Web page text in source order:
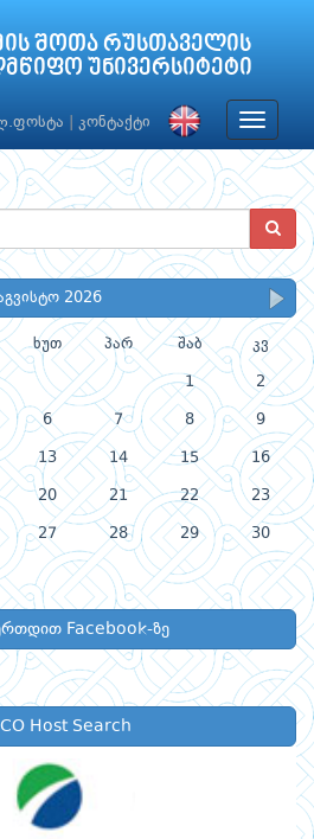
შოთა რუსთაველის
უნივერსიტეტი
კონტაქტი
Toggle
2026
ხუთ პარ შაბ კვ
1 2
6 7 8 9
13 14 15 16
20 21 22 23
27 28 29 30
Facebook-ზე
Host Search